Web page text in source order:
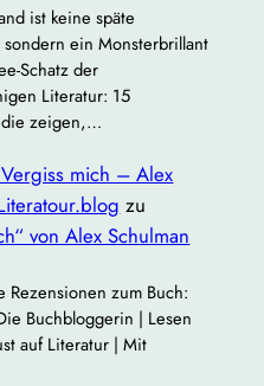
ist keine späte
ein Monsterbrillant
der
Literatur: 15
zeigen,…
mich – Alex
zu
von Alex Schulman
zum Buch:
Buchbloggerin | Lesen
auf Literatur | Mit